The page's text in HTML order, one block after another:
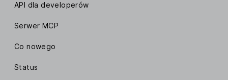
API dla developerów
Serwer MCP
Co nowego
Status